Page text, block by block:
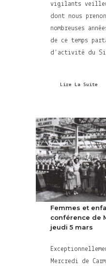
vigilants
dont nous
nombreuses
de ce temps
d’activité du
Lire La Suite
Femmes et
conférence de
jeudi 5 mars
Mercredi de